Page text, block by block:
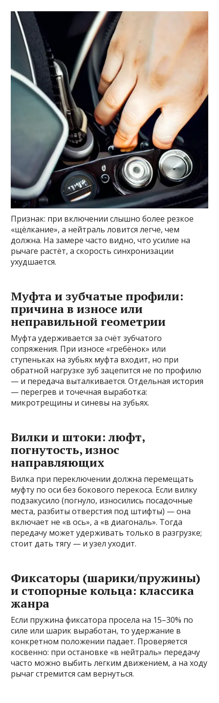
Признак: при включении слышно более резкое
«щёлкание», а нейтраль ловится легче, чем
должна. На замере часто видно, что усилие на
рычаге растёт, а скорость синхронизации
ухудшается.
Муфта и зубчатые профили:
причина в износе или
неправильной геометрии
Муфта удерживается за счёт зубчатого
сопряжения. При износе «гребёнок» или
ступеньках на зубьях муфта входит, но при
обратной нагрузке зуб зацепится не по профилю
— и передача выталкивается. Отдельная история
— перегрев и точечная выработка:
микротрещины и синевы на зубьях.
Вилки и штоки: люфт,
погнутость, износ
направляющих
Вилка при переключении должна перемещать
муфту по оси без бокового перекоса. Если вилку
подзакусило (погнуло, износились посадочные
места, разбиты отверстия под штифты) — она
включает не «в ось», а «в диагональ». Тогда
передачу может удерживать только в разгрузке;
стоит дать тягу — и узел уходит.
Фиксаторы (шарики/пружины)
и стопорные кольца: классика
жанра
Если пружина фиксатора просела на 15–30% по
силе или шарик выработан, то удержание в
конкретном положении падает. Проверяется
косвенно: при остановке «в нейтраль» передачу
часто можно выбить легким движением, а на ходу
рычаг стремится сам вернуться.